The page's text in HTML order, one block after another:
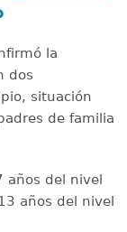
la
dos
situación
de familia
años del nivel
años del nivel